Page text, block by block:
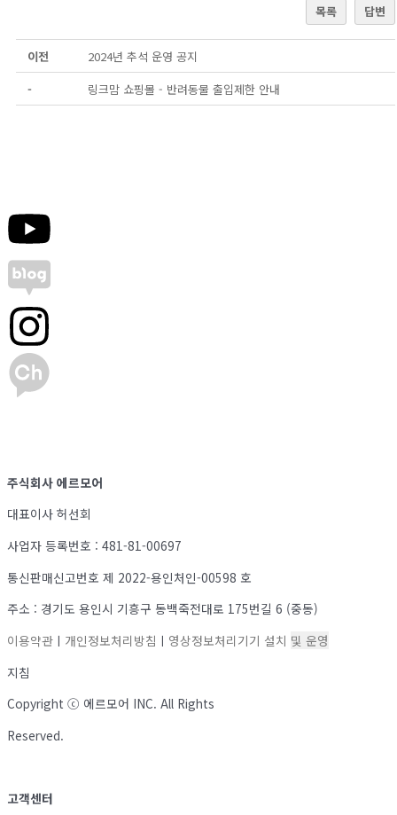
목록 답변
이전
2024년 추석 운영 공지
-
링크맘 쇼핑몰 - 반려동물 출입제한 안내
주식회사 에르모어
대표이사 허선회
사업자 등록번호 : 481-81-00697
통신판매신고번호 제 2022-용인처인-00598 호
주소 : 경기도 용인시 기흥구 동백죽전대로 175번길 6 (중동)
이용약관 ㅣ 개인정보처리방침 ㅣ 영상정보처리기기 설치 및 운영
지침
Copyright ⓒ 에르모어 INC. All Rights
Reserved.
고객센터